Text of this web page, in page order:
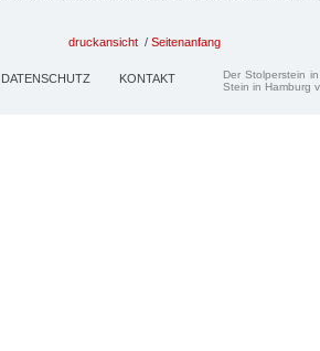
druckansicht / Seitenanfang
KONTAKT
Der Stolperstein
Stein in Hamburg